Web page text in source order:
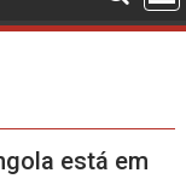
está em